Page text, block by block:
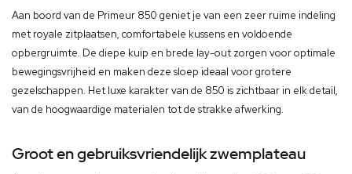
Aan boord van de Primeur 850 geniet je van een zeer ruime indeling
met royale zitplaatsen, comfortabele kussens en voldoende
opbergruimte. De diepe kuip en brede lay-out zorgen voor optimale
bewegingsvrijheid en maken deze sloep ideaal voor grotere
gezelschappen. Het luxe karakter van de 850 is zichtbaar in elk detail,
van de hoogwaardige materialen tot de strakke afwerking.
Groot en gebruiksvriendelijk zwemplateau